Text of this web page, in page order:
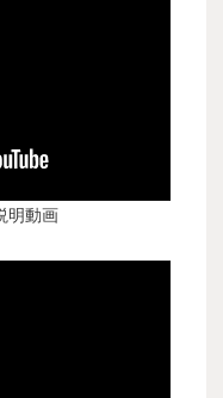
明動画